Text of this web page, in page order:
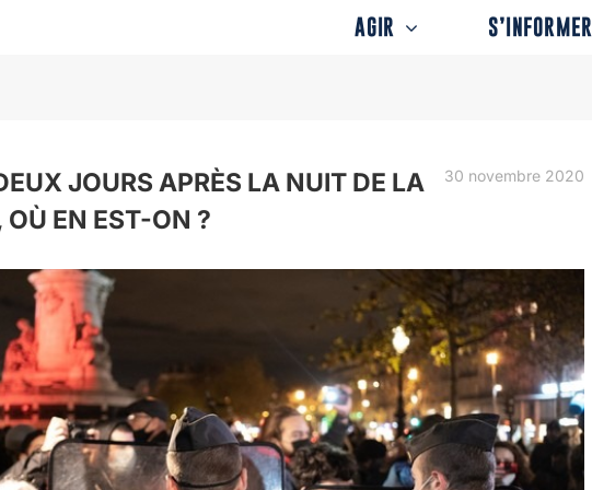
AGIR S’INFORMER
30 novembre 2020
JOURS APRÈS LA NUIT DE LA
OÙ EN EST-ON ?